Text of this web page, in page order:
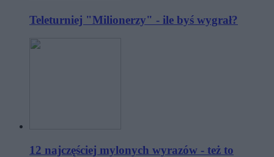
Teleturniej "Milionerzy" - ile byś wygrał?
12 najczęściej mylonych wyrazów - też to